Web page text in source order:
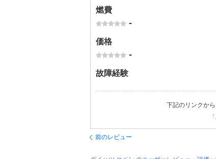
燃費
-
価格
-
故障経験
下記のリンクか
前のレビュー